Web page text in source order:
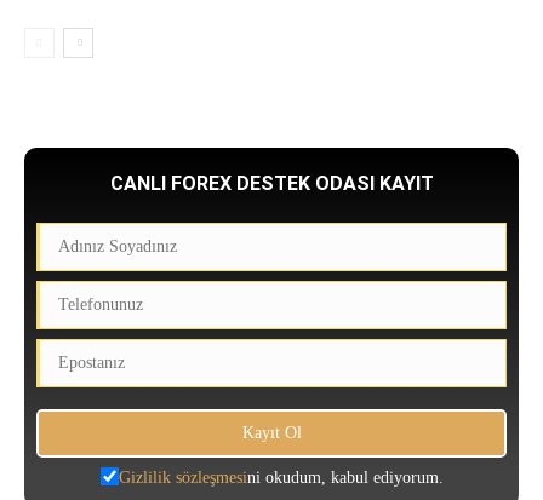
CANLI FOREX DESTEK ODASI KAYIT
Gizlilik sözleşmesini okudum, kabul ediyorum.